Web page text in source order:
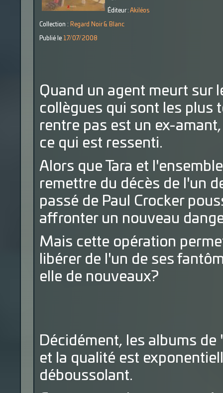
Éditeur : Akiléos
Collection : Regard Noir & Blanc
Publié le 17/07/2008
Quand un agent meurt sur
collègues qui sont les plus
rentre pas est un ex-
ce qui est ressenti.
Alors que Tara et
remettre du décès de l'un
passé de Paul Crocker
affronter un nouveau
Mais cette opération
libérer de l'un de ses
elle de nouveaux?
Décidément, les albums
et la qualité est
déboussolant.